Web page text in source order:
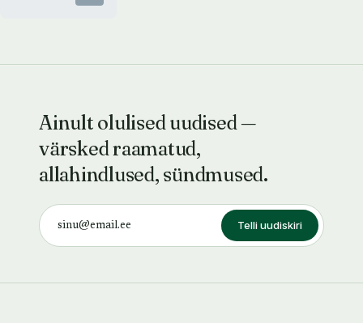
Ainult olulised uudised —
värsked raamatud,
allahindlused, sündmused.
Telli uudiskiri